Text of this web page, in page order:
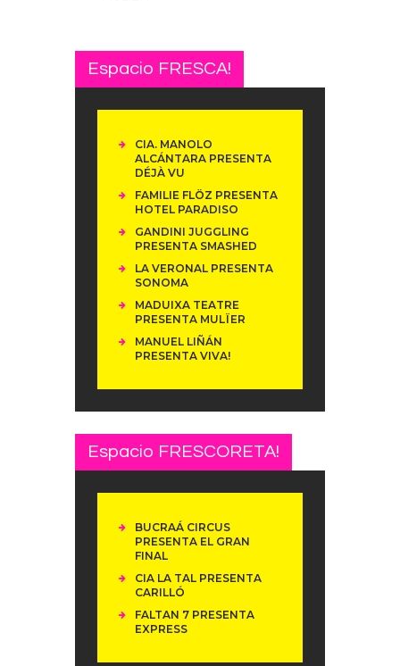
Espacio FRESCA!
CIA. MANOLO
ALCÁNTARA PRESENTA
DÉJÀ VU
FAMILIE FLÖZ PRESENTA
HOTEL PARADISO
GANDINI JUGGLING
PRESENTA SMASHED
LA VERONAL PRESENTA
SONOMA
MADUIXA TEATRE
PRESENTA MULÏER
MANUEL LIÑÁN
PRESENTA VIVA!
Espacio FRESCORETA!
BUCRAÁ CIRCUS
PRESENTA EL GRAN
FINAL
CIA LA TAL PRESENTA
CARILLÓ
FALTAN 7 PRESENTA
EXPRESS